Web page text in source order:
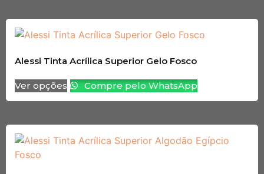
Alessi Tinta Acrílica Superior Gelo Fosco
Ver opções Compre pelo WhatsApp